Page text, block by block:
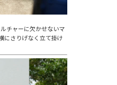
チャーに欠かせないマ
にさりげなく立て掛け